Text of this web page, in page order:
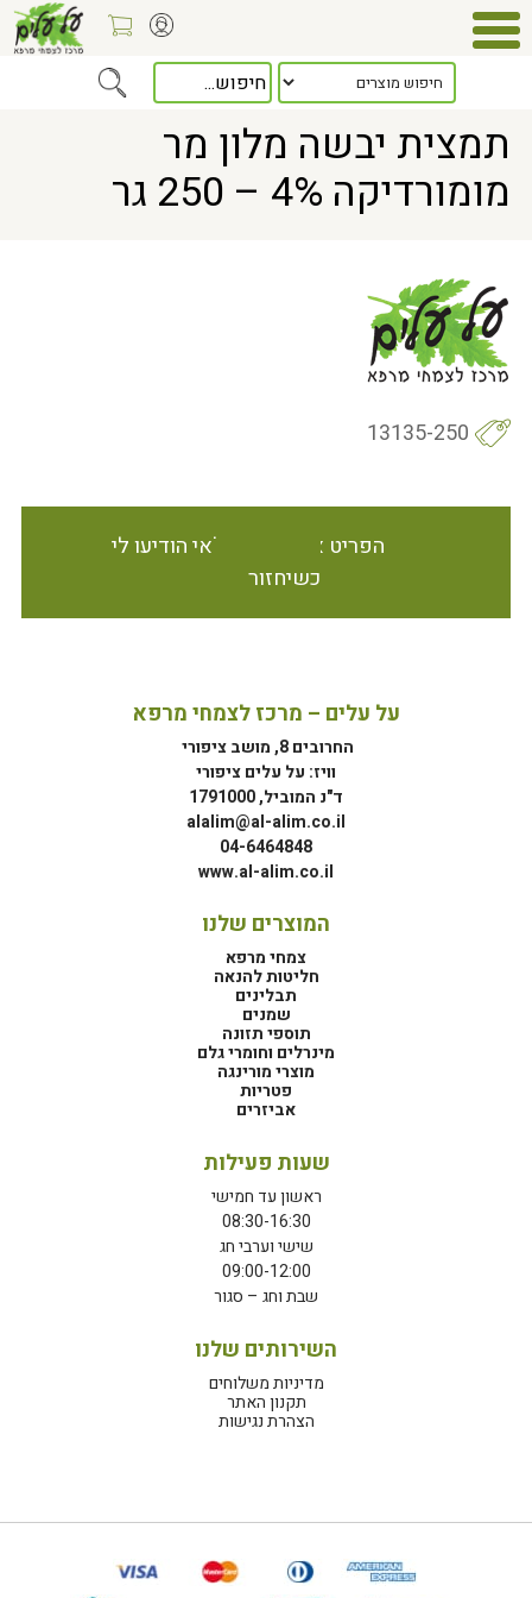
> תמצית יבשה מלון מר מומורדיקה 4% – 250 גר
תמצית יבשה מלון מר
מומורדיקה 4% – 250 גר
13135-250
הפריט אינו זמין במלאי הודיעו לי
כשיחזור
על עלים – מרכז לצמחי מרפא
החרובים 8, מושב ציפורי
וויז: על עלים ציפורי
ד"נ המוביל, 1791000
alalim@al-alim.co.il
04-6464848
www.al-alim.co.il
המוצרים שלנו
צמחי מרפא
חליטות להנאה
תבלינים
שמנים
תוספי תזונה
מינרלים וחומרי גלם
מוצרי מורינגה
פטריות
אביזרים
שעות פעילות
ראשון עד חמישי
08:30-16:30
שישי וערבי חג
09:00-12:00
שבת וחג – סגור
השירותים שלנו
מדיניות משלוחים
תקנון האתר
הצהרת נגישות